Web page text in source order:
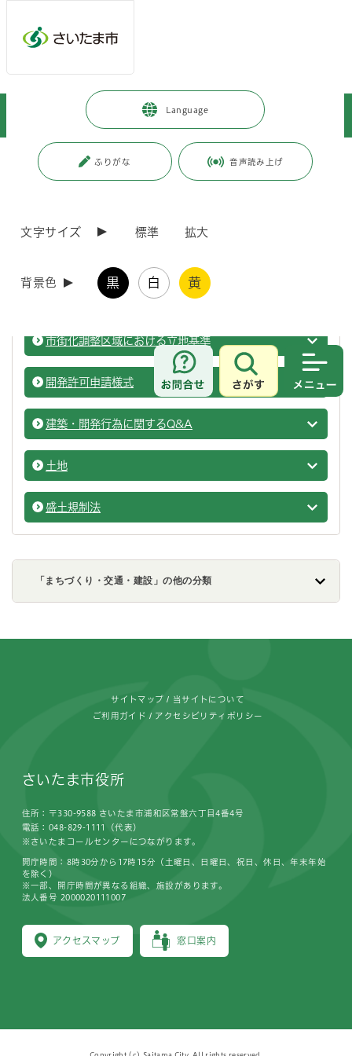
Language
ふりがな 音声読み上げ
文字サイズ 標準 拡大
背景色 黒 白 黄
お問合せ
さがす
事業者向けの情報 > まちづくり・交通・建設
ページ番号：J004473
開発許可等手引書
市街化調整区域における立地基準
開発・
開発許可申請様式
開発・
建築・開発行為に関するQ&A
開発・
土地
開発・
盛土規制法
開発・
「まちづくり・交通・建設」の他の分類
サイトマップ 当サイトについて
ご利用ガイド アクセシビリティポリシー
さいたま市役所
住所：〒330-9588 さいたま市浦和区常盤六丁目4番4号
電話：048-829-1111（代表）
※さいたまコールセンターにつながります。
アクセスマップ 窓口案内
開庁時間：8時30分から17時15分（土曜日、日曜日、祝日、休日、年末年始
を除く）
※一部、開庁時間が異なる組織、施設があります。
法人番号 2000020111007
Copyright (c) Saitama City, All rights reserved.